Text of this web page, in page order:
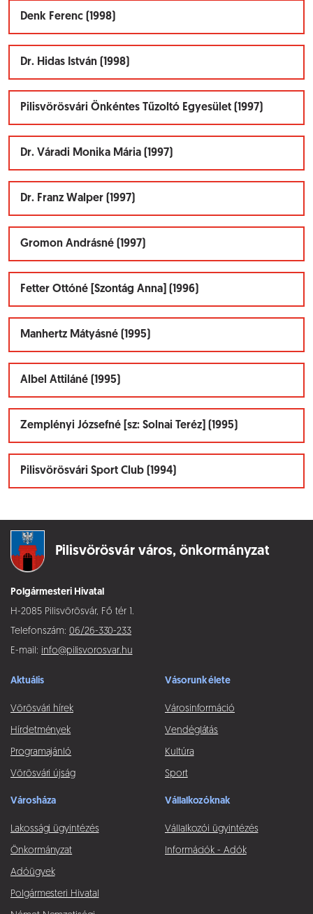
Denk Ferenc (1998)
Dr. Hidas István (1998)
Pilisvörösvári Önkéntes Tűzoltó Egyesület (1997)
Dr. Váradi Monika Mária (1997)
Dr. Franz Walper (1997)
Gromon Andrásné (1997)
Fetter Ottóné [Szontág Anna] (1996)
Manhertz Mátyásné (1995)
Albel Attiláné (1995)
Zemplényi Józsefné [sz: Solnai Teréz] (1995)
Pilisvörösvári Sport Club (1994)
Pilisvörösvár város, önkormányzat
Polgármesteri Hivatal
H-2085 Pilisvörösvár, Fő tér 1.
Telefonszám: 06/26-330-233
E-mail: info@pilisvorosvar.hu
Aktuális
Vörösvári hírek
Hírdetmények
Programajánló
Vörösvári újság
Vásorunk élete
Városinformáció
Vendéglátás
Kultúra
Sport
Városháza
Lakossági ügyintézés
Önkormányzat
Adóügyek
Polgármesteri Hivatal
Vállalkozóknak
Vállalkozói ügyintézés
Információk - Adók